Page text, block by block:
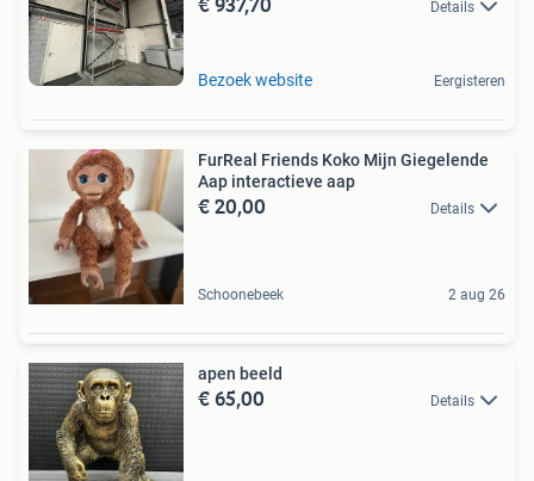
Details
Bezoek website Eergisteren
FurReal Friends Koko Mijn Giegelende
Aap interactieve aap
€ 20,00 Details
Schoonebeek 2 aug 26
apen beeld
€ 65,00 Details